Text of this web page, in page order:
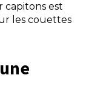
capitons est
les couettes